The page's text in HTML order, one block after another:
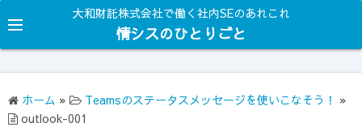
ン
テ
ン
ツ
へ
大和財託株式会社で働く社内SEのあれこれ
情シスのひとりごと
ホーム » Teamsのステータスメッセージを使いこなそう！ »
outlook-001